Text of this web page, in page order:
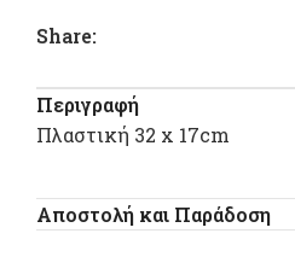
Share:
Περιγραφή
Πλαστική 32 x 17cm
Αποστολή και Παράδοση